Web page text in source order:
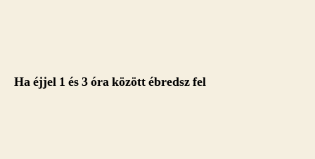
Ha éjjel 1 és 3 óra között ébredsz fel